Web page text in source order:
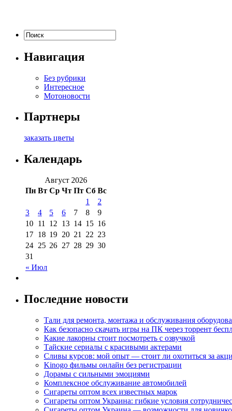
Навигация
Без рубрики
Интересное
Мотоновости
Партнеры
заказать цветы
Календарь
Август 2026
Пн Вт Ср Чт Пт Сб Вс
« Июл
1
2
3
4 5 6 7 8
9
10 11 12 13 14 15 16
17 18 19 20 21 22 23
24 25 26 27 28 29 30
31
Последние новости
Тали для ремонта, монтажа и обслуживания
Как безопасно скачать игры на ПК через торрент
Какие лакорны стоит посмотреть с озвучкой
Тайские сериалы с красивыми актерами
Сливы курсов: мой опыт — стоит ли охотиться за
Kinogo фильмы онлайн без регистрации
Дорамы с сильными эмоциями
Комплексное обслуживание автомобилей
Сигареты оптом всех известных марок
Сигареты оптом Украина: гибкие условия